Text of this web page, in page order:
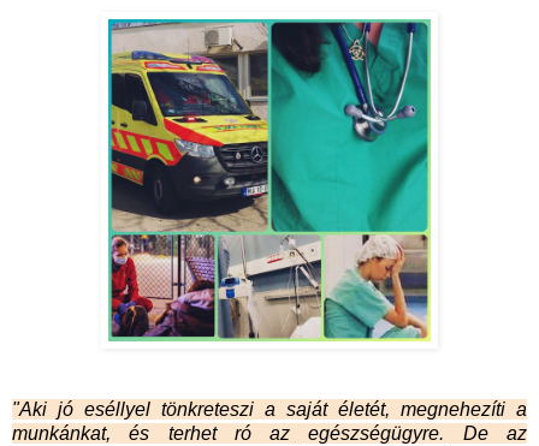
"Aki jó eséllyel tönkreteszi a saját életét, megnehezíti a
munkánkat, és terhet ró az egészségügyre. De az